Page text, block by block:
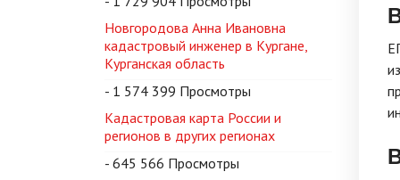
Новгородова Анна Ивановна
кадастровый инженер в Кургане,
Курганская область
- 1 574 399 Просмотры
Кадастровая карта России и
регионов в других регионах
- 645 566 Просмотры